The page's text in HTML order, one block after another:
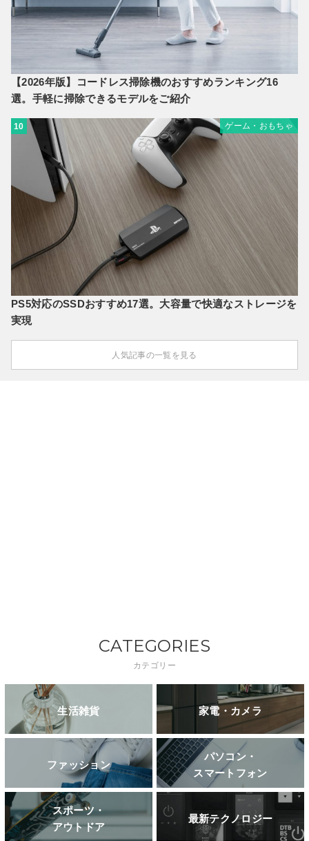
【2026年版】コードレス掃除機のおすすめランキング16
選。手軽に掃除できるモデルをご紹介
10 ゲーム・おもちゃ
PS5対応のSSDおすすめ17選。大容量で快適なストレージを
実現
人気記事の一覧を見る
CATEGORIES
カテゴリー
生活雑貨 家電・カメラ
ファッション
パソコン・
スマートフォン
スポーツ・
アウトドア
最新テクノロジー